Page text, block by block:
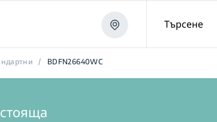
Търсене
/ BDFN26640WC